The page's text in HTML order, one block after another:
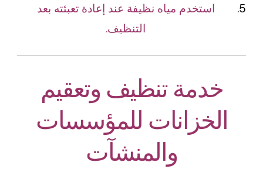
استخدم مياه نظيفة عند إعادة تعبئته بعد
التنظيف.
خدمة تنظيف وتعقيم
الخزانات للمؤسسات
والمنشآت